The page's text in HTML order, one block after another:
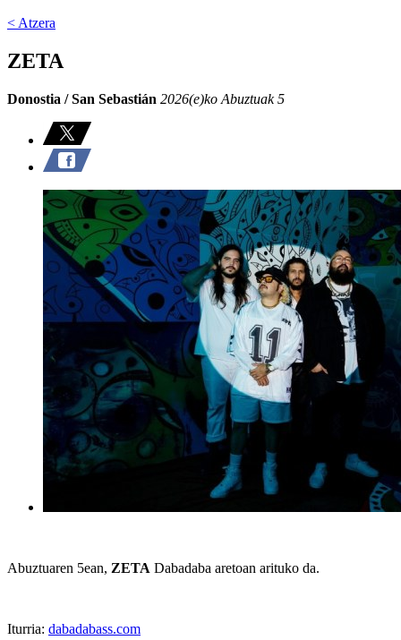
< Atzera
ZETA
Donostia / San Sebastián 2026(e)ko Abuztuak 5
Abuztuaren 5ean, ZETA Dabadaba aretoan arituko da.
Iturria: dabadabass.com